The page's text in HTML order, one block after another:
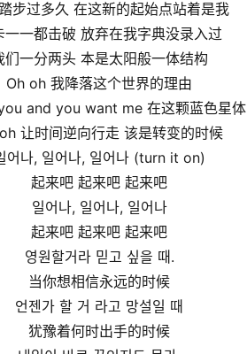
步过多久 在这新的起始点站着是我
一一都击破 放弃在我字典没录入过
们一分两头 本是太阳般一体结构
Oh oh 我降落这个世界的理由
and you want me 在这颗蓝色星体
让时间逆向行走 该是转变的时候
어나, 일어나, 일어나 (turn it on)
起来吧 起来吧 起来吧
일어나, 일어나, 일어나
起来吧 起来吧 起来吧
영원할거라 믿고 싶을 때.
当你想相信永远的时候
언젠가 할 거 라고 망설일 때
犹豫着何时出手的时候